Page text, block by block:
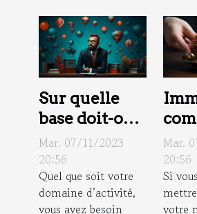
Sur quelle
base doit-on
choisir une
banque pour
la profession
libérale ?
Mar. 07/11/2023
20:56
Quel que soit votre
domaine d’activité,
vous avez besoin
sa
Mar.
20:56
Si
votre